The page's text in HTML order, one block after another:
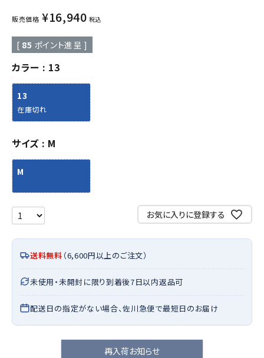
販売価格 ¥16,940 税込
[ 85 ポイント進呈 ]
カラー 13
13
在庫切れ
サイズ M
M
お気に入りに登録する
送料無料 （6,600円以上のご注文）
未使用・未開封に限り到着後7日以内返品可
配送日の指定がない場合、佐川急便で最短日のお届け
再入荷お知らせ